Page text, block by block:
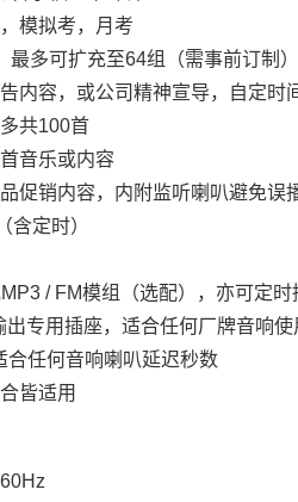
模拟考，月考
多可扩充至64组（需事前订制）
内容，或公司精神宣导，自定时
共100首
音乐或内容
促销内容，内附监听喇叭避免误
含定时）
/ FM模组（选配），亦可定
专用插座，适合任何厂牌音响使
合任何音响喇叭延迟秒数
皆适用